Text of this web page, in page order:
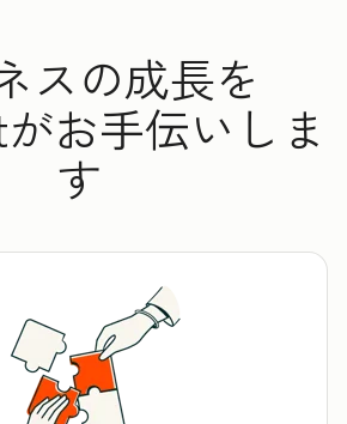
スの成長を
お手伝いしま
す